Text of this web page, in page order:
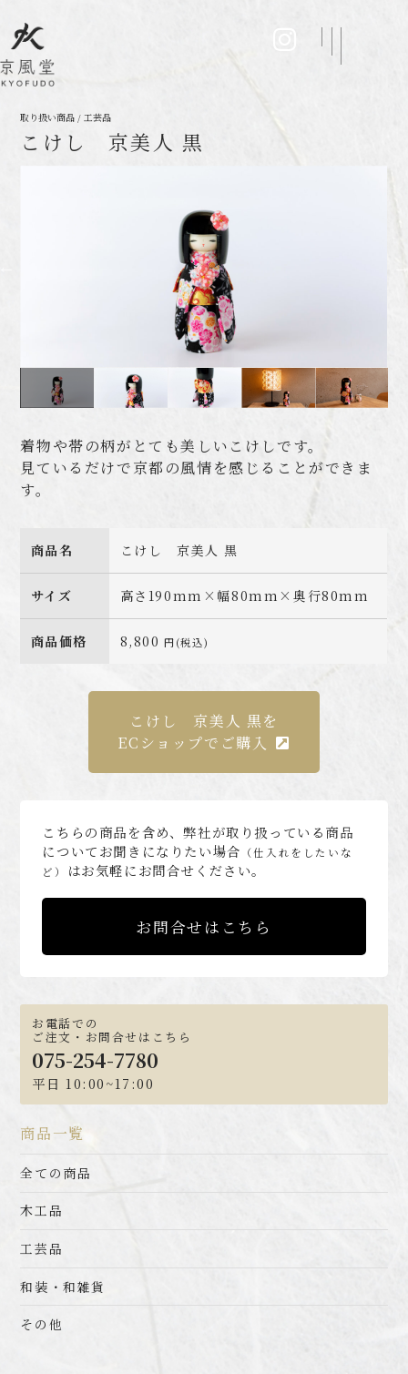
お電話での
ご注文・お問合せはこちら
075-254-7780
平日 10:00~17:00
商品一覧
全ての商品
木工品
工芸品
和装・和雑貨
その他
取り扱い商品 / 工芸品
こけし 京美人 黒
着物や帯の柄がとても美しいこけしです。
見ているだけで京都の風情を感じることができま
す。
商品名 こけし 京美人 黒
サイズ 高さ190mm×幅80mm×奥行80mm
商品価格 8,800 円(税込)
こけし 京美人 黒を
ECショップでご購入
こちらの商品を含め、弊社が取り扱っている商品
についてお聞きになりたい場合 （仕入れをしたいな
ど）
はお気軽にお問合せください。
お問合せはこちら